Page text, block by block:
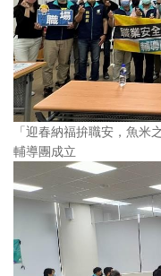
「迎春納福拚職安，魚
輔導團成立